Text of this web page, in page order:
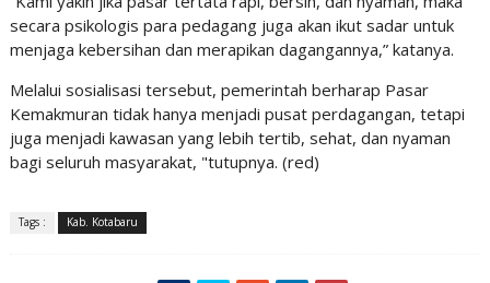
secara psikologis para pedagang juga akan ikut sadar untuk
menjaga kebersihan dan merapikan dagangannya,” katanya.
Melalui sosialisasi tersebut, pemerintah berharap Pasar
Kemakmuran tidak hanya menjadi pusat perdagangan, tetapi
juga menjadi kawasan yang lebih tertib, sehat, dan nyaman
bagi seluruh masyarakat, "tutupnya. (red)
Tags : Kab. Kotabaru